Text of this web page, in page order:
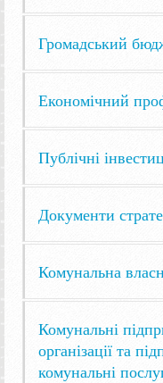
Громадський
Економічний
Публічні
Документи
Комунальна
Комунальні
організації та
комунальні